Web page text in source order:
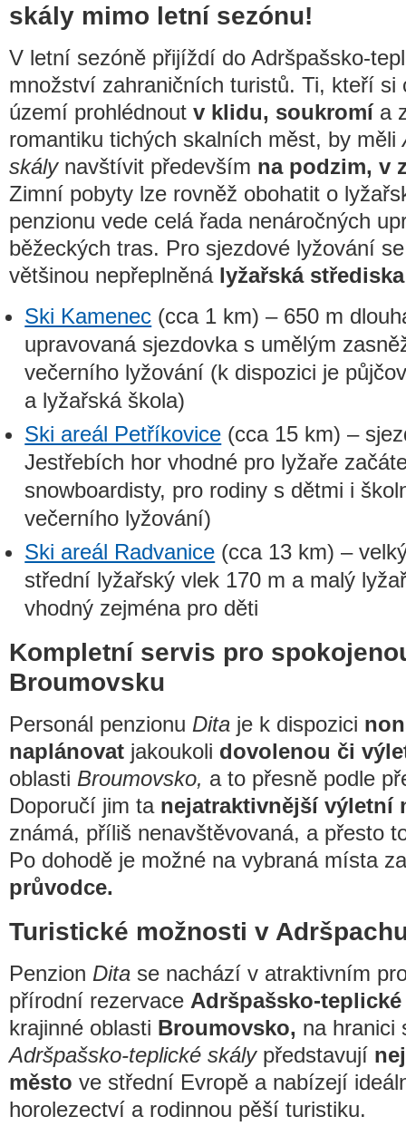
skály mimo letní sezónu!
V letní sezóně přijíždí do Adršpašsko-
množství zahraničních turistů. Ti, kteří si
území prohlédnout v klidu, soukromía
romantiku tichých skalních měst, by měli
skálynavštívit především na podzim, v
Zimní pobyty lze rovněž obohatit o
penzionu vede celá řada nenáročných
běžeckých tras. Pro sjezdové lyžování
většinou nepřeplněná lyžařská
Ski Kamenec (cca 1 km) – 650 m
upravovaná sjezdovka s umělým
večerního lyžování (k dispozici je
a lyžařská škola)
Ski areál Petříkovice (cca 15 km) –
Jestřebích hor vhodné pro lyžaře
snowboardisty, pro rodiny s dětmi i
večerního lyžování)
Ski areál Radvanice (cca 13 km) –
střední lyžařský vlek 170 m a malý
vhodný zejména pro děti
Kompletní servis pro
Broumovsku
Personál penzionu Dita je k dispozici
naplánovat jakoukoli dovolenou či
oblasti Broumovsko, a to přesně podle
Doporučí jim ta nejatraktivnější výletní
známá, příliš nenavštěvovaná, a přesto
Po dohodě je možné na vybraná místa
průvodce.
Turistické možnosti v
Penzion Dita se nachází v atraktivním
přírodní rezervace Adršpašsko-
krajinné oblasti Broumovsko, na hranici
Adršpašsko-teplické skálypředstavují
město ve střední Evropě a nabízejí
horolezectví a rodinnou pěší turistiku.